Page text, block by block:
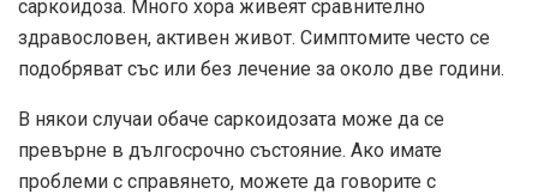
саркоидоза. Много хора живеят сравнително
здравословен, активен живот. Симптомите често се
подобряват със или без лечение за около две години.
В някои случаи обаче саркоидозата може да се
превърне в дългосрочно състояние. Ако имате
проблеми с справянето, можете да говорите с